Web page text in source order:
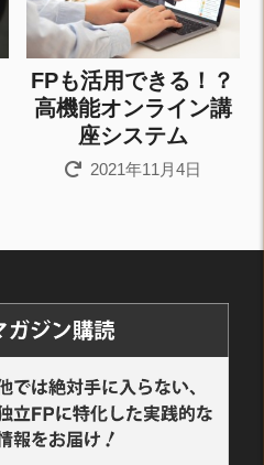
FPも活用できる！？
高機能オンライン講
座システム
2021年11月4日